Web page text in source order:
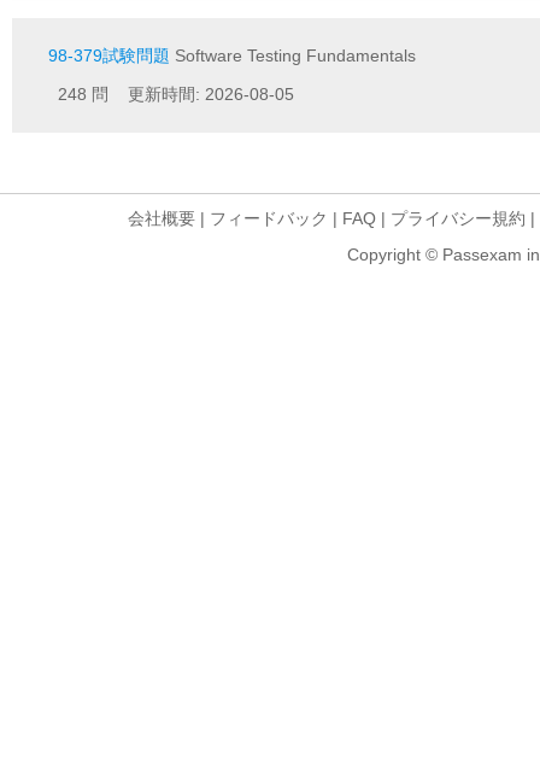
98-379試験問題 Software Testing Fundamentals
248 問 更新時間: 2026-08-05
会社概要 | フィードバック | FAQ | プライバシー規約 |
Copyright © Passexam